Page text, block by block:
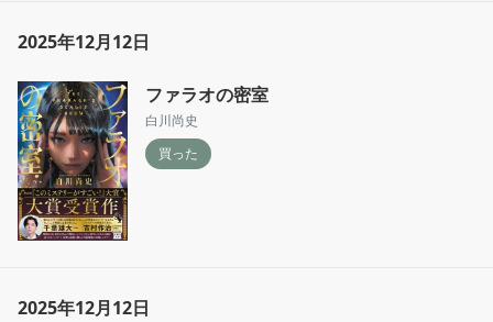
2025年12月12日
ファラオの密室
白川尚史
買った
2025年12月12日